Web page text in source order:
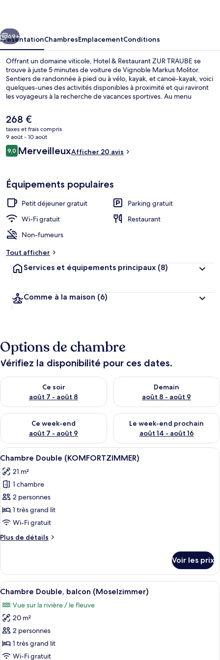
TRAUBE
Suivant
69+
PrésentationChambresEmplacementConditions
Offrant un domaine viticole, Hotel & Restaurant ZUR TRAUBE se
trouve à juste 5 minutes de voiture de Vignoble Markus Molitor.
Sentiers de randonnée à pied ou à vélo, kayak, et canoë-kayak, voici
quelques-unes des activités disponibles à proximité et qui raviront
les voyageurs à la recherche de vacances sportives. Au menu
sans voiturier et un petit déjeuner buffet, proposé tous les jours,
entre 08 h 00 et 10 h 00. Parmi les autres petits avantages de cet
hébergement figurent une terrasse, un service de nettoyage de
vélos et une station de recharge pour vélo électrique.
Le
prix
actuel
est
de
268 €
taxes et frais compris
9 août - 10 août
Avis
voyageurs
9,09,0 sur 10
MerveilleuxAfficher 20 avis
Équipements populaires
Petit déjeuner gratuit
Parking gratuit
Wi-Fi gratuit
Restaurant
Non-fumeurs
Tout afficher
Services et équipements principaux (8)
Comme à la maison (6)
Options de chambre
Vérifiez la disponibilité pour ces dates.
Ce soir
août 7 - août 8
Vérifier la disponibilité pour ce soir août 7 - août 8
Demain
août 8 - août 9
Vérifier la disponibilité pour
Ce week-end
août 7 - août 9
Vérifier la disponibilité pour ce week-end août 7 - août 9
Le week-end prochain
août 14 - août 16
Vérifier la disponibilité pour
Afficher
toutes
les
photos
pour
ce
type
chambre :
(KOMFORTZIMMER)
Une chambre d’hôtel avec un lit,
7
Chambre Double (KOMFORTZIMMER)
21 m²
1 chambre
2 personnes
1 très grand lit
Wi-Fi gratuit
Plus de détails
Plus
le
type
de
Chambre
Double
(KOMFORTZIMMER)
Voir les prix
Afficher
toutes
les
photos
pour
ce
type
Une chambre d’hôtel avec un
5
Chambre Double, balcon (Moselzimmer)
Vue sur la rivière / le fleuve
20 m²
2 personnes
1 très grand lit
Wi-Fi gratuit